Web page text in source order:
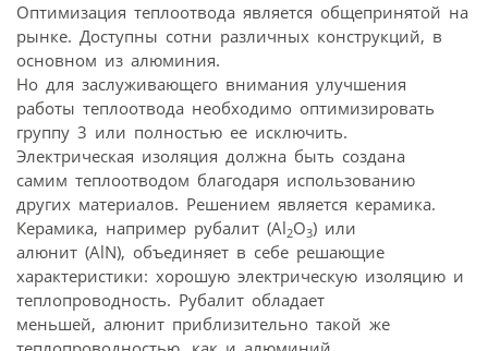
Оптимизация теплоотвода является общепринятой на
рынке. Доступны сотни различных конструкций, в
основном из алюминия.
Но для заслуживающего внимания улучшения
работы теплоотвода необходимо оптимизировать
группу 3 или полностью ее исключить.
Электрическая изоляция должна быть создана
самим теплоотводом благодаря использованию
других материалов. Решением является керамика.
Керамика, например рубалит (Al2O3) или
алюнит (AlN), объединяет в себе решающие
характеристики: хорошую электрическую изоляцию и
теплопроводность. Рубалит обладает
меньшей, алюнит приблизительно такой же